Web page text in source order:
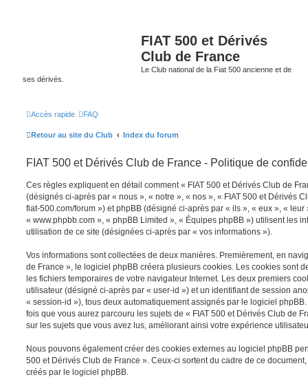
FIAT 500 et Dérivés
Club de France
Le Club national de la Fiat 500 ancienne et de
ses dérivés.
Accès rapide FAQ
Retour au site du Club Index du forum
FIAT 500 et Dérivés Club de France - Politique de
Ces règles expliquent en détail comment « FIAT 500 et Dérivés Club de
(désignés ci-après par « nous », « notre », « nos », « FIAT 500 et Dérivés
fiat-500.com/forum ») et phpBB (désigné ci-après par « ils », « eux », «
« www.phpbb.com », « phpBB Limited », « Équipes phpBB ») utilisent les
utilisation de ce site (désignées ci-après par « vos informations »).
Vos informations sont collectées de deux manières. Premièrement, en
de France », le logiciel phpBB créera plusieurs cookies. Les cookies sont
les fichiers temporaires de votre navigateur Internet. Les deux premiers
utilisateur (désigné ci-après par « user-id ») et un identifiant de session
« session-id »), tous deux automatiquement assignés par le logiciel
fois que vous aurez parcouru les sujets de « FIAT 500 et Dérivés Club de
sur les sujets que vous avez lus, améliorant ainsi votre expérience
Nous pouvons également créer des cookies externes au logiciel phpBB
500 et Dérivés Club de France ». Ceux-ci sortent du cadre de ce
créés par le logiciel phpBB.